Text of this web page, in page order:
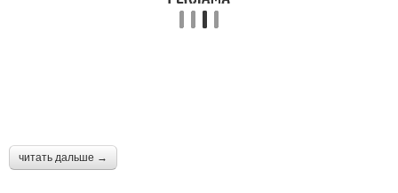
читать дальше →